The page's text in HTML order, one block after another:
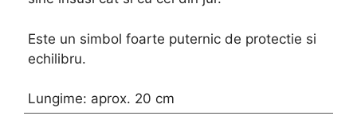
Este un simbol foarte puternic de protectie si
echilibru.
Lungime: aprox. 20 cm